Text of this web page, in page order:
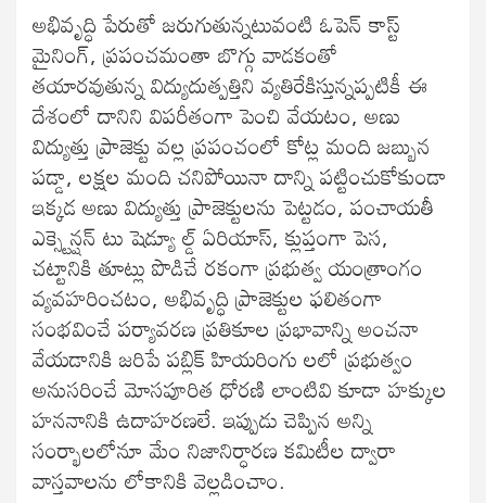
అభివృద్ధి పేరుతో జరుగుతున్నటువంటి ఓపెన్ కాస్ట్
మైనింగ్, ప్రపంచమంతా బొగ్గు వాడకంతో
తయారవుతున్న విద్యుదుత్పత్తిని వ్యతిరేకిస్తున్నప్పటికీ ఈ
దేశంలో దానిని విపరీతంగా పెంచి వేయటం, అణు
విద్యుత్తు ప్రాజెక్టు వల్ల ప్రపంచంలో కోట్ల మంది జబ్బున
పడ్డా, లక్షల మంది చనిపోయినా దాన్ని పట్టించుకోకుండా
ఇక్కడ అణు విద్యుత్తు ప్రాజెక్టులను పెట్టడం, పంచాయతీ
ఎక్స్టెన్షన్ టు షెడ్యూ ల్డ్ ఏరియాస్, క్లుప్తంగా పెస,
చట్టానికి తూట్లు పొడిచే రకంగా ప్రభుత్వ యంత్రాంగం
వ్యవహరించటం, అభివృద్ధి ప్రాజెక్టుల ఫలితంగా
సంభవించే పర్యావరణ ప్రతికూల ప్రభావాన్ని అంచనా
వేయడానికి జరిపే పబ్లిక్ హియరింగు లలో ప్రభుత్వం
అనుసరించే మోసపూరిత ధోరణి లాంటివి కూడా హక్కుల
హననానికి ఉదాహరణలే. ఇప్పుడు చెప్పిన అన్ని
సంర్భాలలోనూ మేం నిజానిర్ధారణ కమిటీల ద్వారా
వాస్తవాలను లోకానికి వెల్లడించాం.